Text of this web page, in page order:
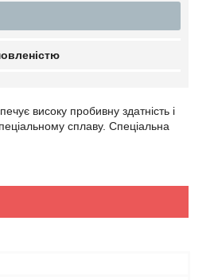
високу пробивну здатність і
сплаву. Спеціальна